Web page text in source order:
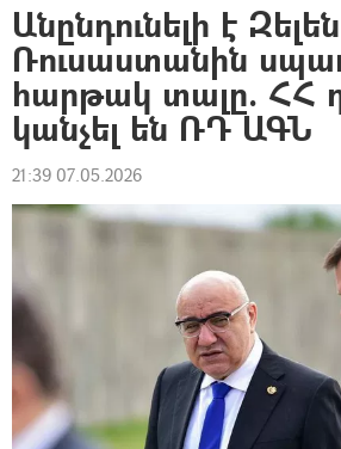
Անընդունելի է
Ռուսաստանին
հարթակ տալը. ՀՀ
կանչել են ՌԴ ԱԳՆ
21:39 07.05.2026